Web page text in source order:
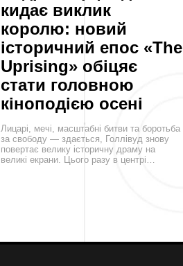
кидає виклик
королю: новий
історичний епос «The
Uprising» обіцяє
стати головною
кіноподією осені
Лицарі, мечі, масштабні битви та боротьба
за свободу — здається, Голлівуд знову
повертає велику історичну драму на
великі екрани. Цього разу в центрі…